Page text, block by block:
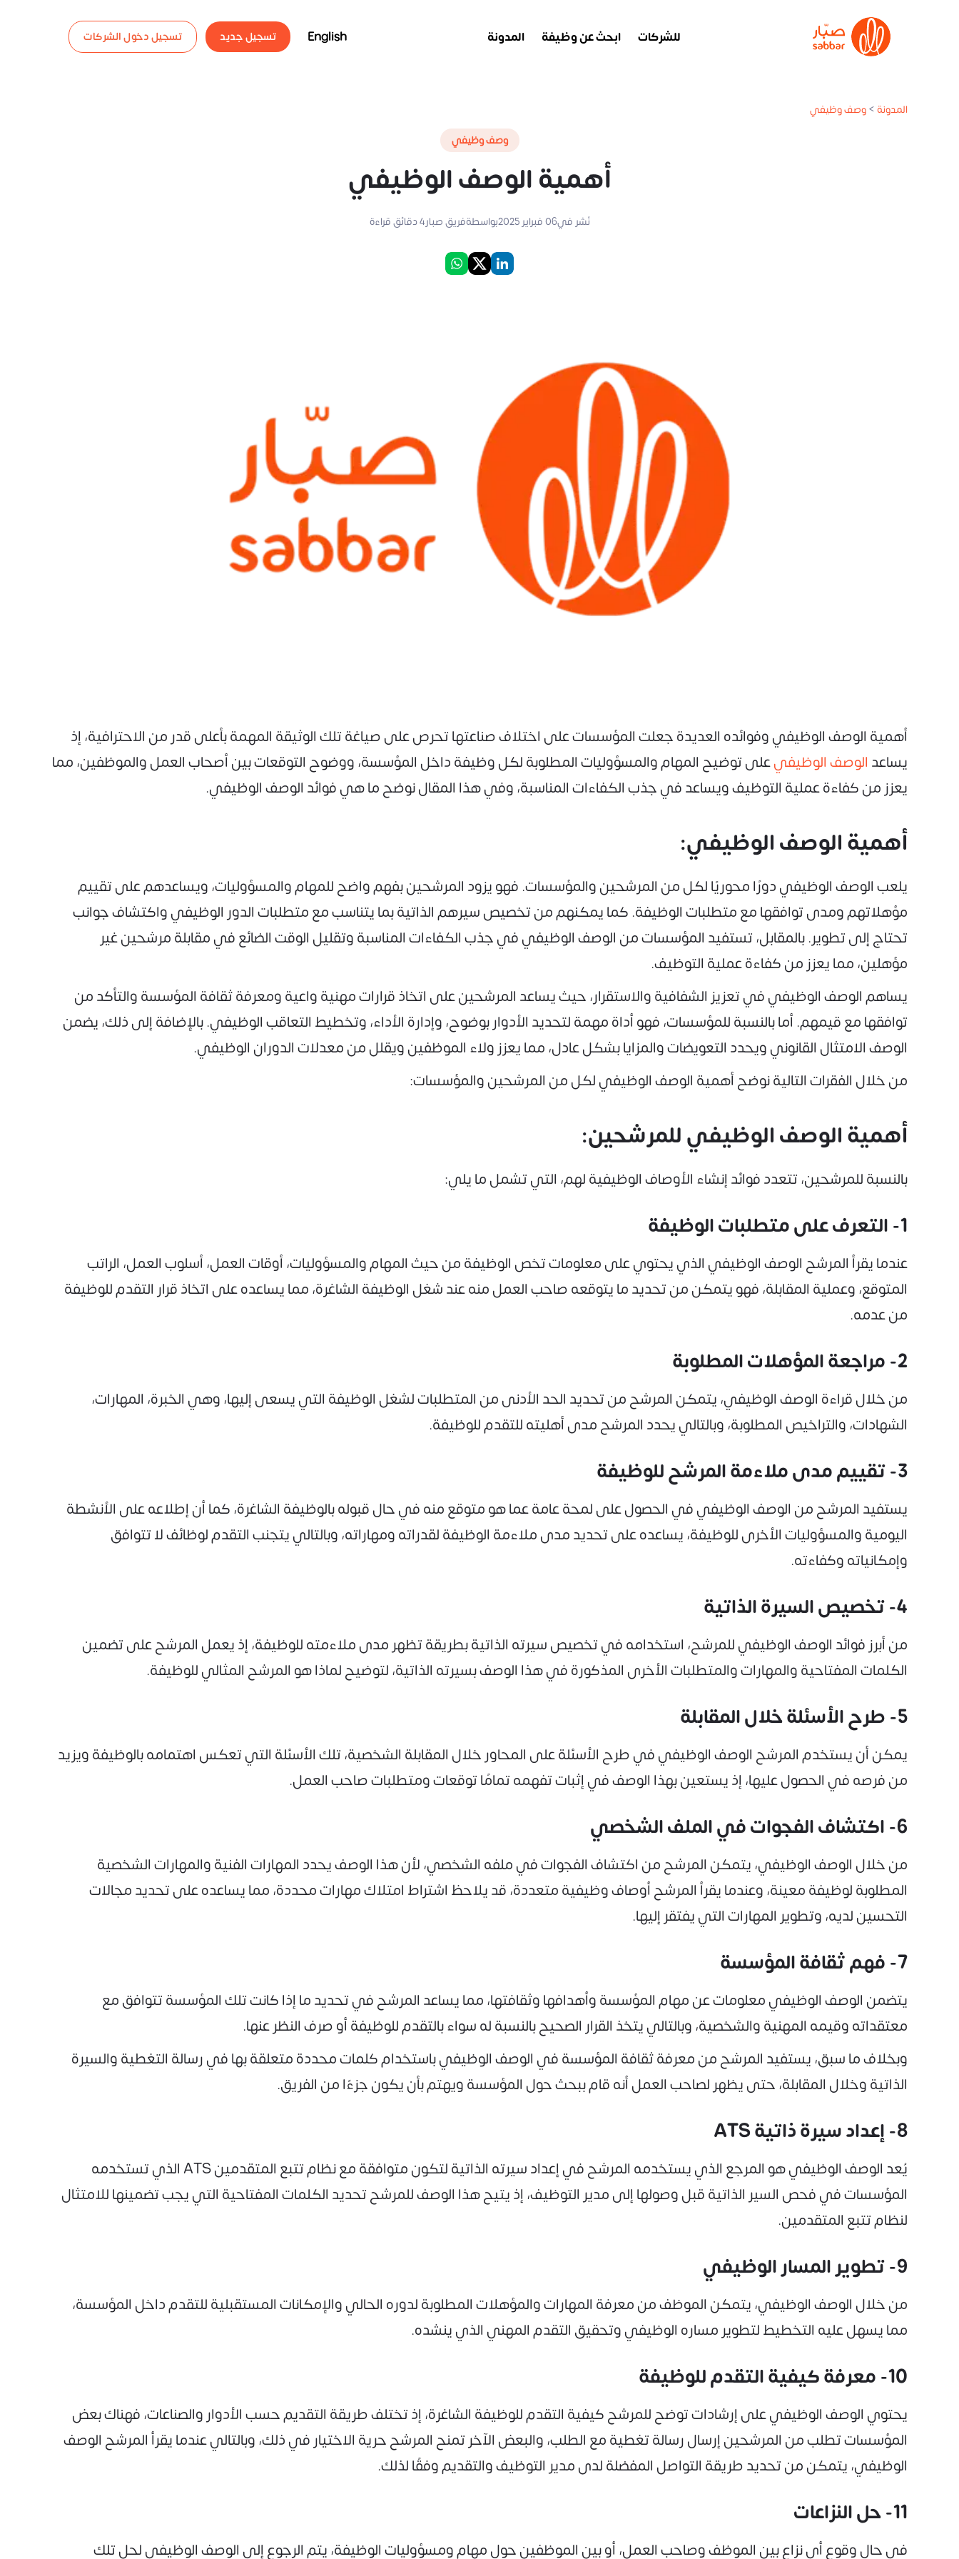
للشركات ابحث عن وظيفة المدونة English تسجيل جديد تسجيل دخول الشركات
المدونة>وصف وظيفي
وصف وظيفي
أهمية الوصف الوظيفي
نُشر في06 فبراير 2025 بواسطةفريق صبار4دقائق قراءة
أهمية الوصف الوظيفي وفوائده العديدة جعلت المؤسسات على اختلاف صناعتها تحرص على صياغة تلك الوثيقة المهمة بأعلى قدر من الاحترافية، إذ
يساعد الوصف الوظيفيعلى توضيح المهام والمسؤوليات المطلوبة لكل وظيفة داخل المؤسسة، ووضوح التوقعات بين أصحاب العمل والموظفين، مما
يعزز من كفاءة عملية التوظيف ويساعد في جذب الكفاءات المناسبة، وفي هذا المقال نوضح ما هي فوائد الوصف الوظيفي.
أهمية الوصف الوظيفي:
يلعب الوصف الوظيفي دورًا محوريًا لكل من المرشحين والمؤسسات. فهو يزود المرشحين بفهم واضح للمهام والمسؤوليات، ويساعدهم على تقييم
مؤهلاتهم ومدى توافقها مع متطلبات الوظيفة. كما يمكنهم من تخصيص سيرهم الذاتية بما يتناسب مع متطلبات الدور الوظيفي واكتشاف جوانب
تحتاج إلى تطوير. بالمقابل، تستفيد المؤسسات من الوصف الوظيفي في جذب الكفاءات المناسبة وتقليل الوقت الضائع في مقابلة مرشحين غير
مؤهلين، مما يعزز من كفاءة عملية التوظيف.
يساهم الوصف الوظيفي في تعزيز الشفافية والاستقرار، حيث يساعد المرشحين على اتخاذ قرارات مهنية واعية ومعرفة ثقافة المؤسسة والتأكد من
توافقها مع قيمهم. أما بالنسبة للمؤسسات، فهو أداة مهمة لتحديد الأدوار بوضوح، وإدارة الأداء، وتخطيط التعاقب الوظيفي. بالإضافة إلى ذلك، يضمن
الوصف الامتثال القانوني ويحدد التعويضات والمزايا بشكل عادل، مما يعزز ولاء الموظفين ويقلل من معدلات الدوران الوظيفي.
من خلال الفقرات التالية نوضح أهمية الوصف الوظيفي لكل من المرشحين والمؤسسات:
أهمية الوصف الوظيفي للمرشحين:
بالنسبة للمرشحين، تتعدد فوائد إنشاء الأوصاف الوظيفية لهم، التي تشمل ما يلي:
1- التعرف على متطلبات الوظيفة
عندما يقرأ المرشح الوصف الوظيفي الذي يحتوي على معلومات تخص الوظيفة من حيث المهام والمسؤوليات، أوقات العمل، أسلوب العمل، الراتب
المتوقع، وعملية المقابلة، فهو يتمكن من تحديد ما يتوقعه صاحب العمل منه عند شغل الوظيفة الشاغرة، مما يساعده على اتخاذ قرار التقدم للوظيفة
من عدمه.
2- مراجعة المؤهلات المطلوبة
من خلال قراءة الوصف الوظيفي، يتمكن المرشح من تحديد الحد الأدنى من المتطلبات لشغل الوظيفة التي يسعى إليها، وهي الخبرة، المهارات،
الشهادات، والتراخيص المطلوبة، وبالتالي يحدد المرشح مدى أهليته للتقدم للوظيفة.
3- تقييم مدى ملاءمة المرشح للوظيفة
يستفيد المرشح من الوصف الوظيفي في الحصول على لمحة عامة عما هو متوقع منه في حال قبوله بالوظيفة الشاغرة، كما أن إطلاعه على الأنشطة
اليومية والمسؤوليات الأخرى للوظيفة، يساعده على تحديد مدى ملاءمة الوظيفة لقدراته ومهاراته، وبالتالي يتجنب التقدم لوظائف لا تتوافق
وإمكانياته وكفاءته.
4- تخصيص السيرة الذاتية
من أبرز فوائد الوصف الوظيفي للمرشح، استخدامه في تخصيص سيرته الذاتية بطريقة تظهر مدى ملاءمته للوظيفة، إذ يعمل المرشح على تضمين
الكلمات المفتاحية والمهارات والمتطلبات الأخرى المذكورة في هذا الوصف بسيرته الذاتية، لتوضيح لماذا هو المرشح المثالي للوظيفة.
5- طرح الأسئلة خلال المقابلة
يمكن أن يستخدم المرشح الوصف الوظيفي في طرح الأسئلة على المحاور خلال المقابلة الشخصية، تلك الأسئلة التي تعكس اهتمامه بالوظيفة ويزيد
من فرصه في الحصول عليها، إذ يستعين بهذا الوصف في إثبات تفهمه تمامًا توقعات ومتطلبات صاحب العمل.
6- اكتشاف الفجوات في الملف الشخصي
من خلال الوصف الوظيفي، يتمكن المرشح من اكتشاف الفجوات في ملفه الشخصي، لأن هذا الوصف يحدد المهارات الفنية والمهارات الشخصية
المطلوبة لوظيفة معينة، وعندما يقرأ المرشح أوصاف وظيفية متعددة، قد يلاحظ اشتراط امتلاك مهارات محددة، مما يساعده على تحديد مجالات
التحسين لديه، وتطوير المهارات التي يفتقر إليها.
7- فهم ثقافة المؤسسة
يتضمن الوصف الوظيفي معلومات عن مهام المؤسسة وأهدافها وثقافتها، مما يساعد المرشح في تحديد ما إذا كانت تلك المؤسسة تتوافق مع
معتقداته وقيمه المهنية والشخصية، وبالتالي يتخذ القرار الصحيح بالنسبة له سواء بالتقدم للوظيفة أو صرف النظر عنها.
وبخلاف ما سبق، يستفيد المرشح من معرفة ثقافة المؤسسة في الوصف الوظيفي باستخدام كلمات محددة متعلقة بها في رسالة التغطية والسيرة
الذاتية وخلال المقابلة، حتى يظهر لصاحب العمل أنه قام ببحث حول المؤسسة ويهتم بأن يكون جزءًا من الفريق.
8- إعداد سيرة ذاتية ATS
يُعد الوصف الوظيفي هو المرجع الذي يستخدمه المرشح في إعداد سيرته الذاتية لتكون متوافقة مع نظام تتبع المتقدمين ATS الذي تستخدمه
المؤسسات في فحص السير الذاتية قبل وصولها إلى مدير التوظيف، إذ يتيح هذا الوصف للمرشح تحديد الكلمات المفتاحية التي يجب تضمينها للامتثال
لنظام تتبع المتقدمين.
9- تطوير المسار الوظيفي
من خلال الوصف الوظيفي، يتمكن الموظف من معرفة المهارات والمؤهلات المطلوبة لدوره الحالي والإمكانات المستقبلية للتقدم داخل المؤسسة،
مما يسهل عليه التخطيط لتطوير مساره الوظيفي وتحقيق التقدم المهني الذي ينشده.
10- معرفة كيفية التقدم للوظيفة
يحتوي الوصف الوظيفي على إرشادات توضح للمرشح كيفية التقدم للوظيفة الشاغرة، إذ تختلف طريقة التقديم حسب الأدوار والصناعات، فهناك بعض
المؤسسات تطلب من المرشحين إرسال رسالة تغطية مع الطلب، والبعض الآخر تمنح المرشح حرية الاختيار في ذلك، وبالتالي عندما يقرأ المرشح الوصف
الوظيفي، يتمكن من تحديد طريقة التواصل المفضلة لدى مدير التوظيف والتقديم وفقًا لذلك.
11- حل النزاعات
في حال وقوع أي نزاع بين الموظف وصاحب العمل، أو بين الموظفين حول مهام ومسؤوليات الوظيفة، يتم الرجوع إلى الوصف الوظيفي لحل تلك